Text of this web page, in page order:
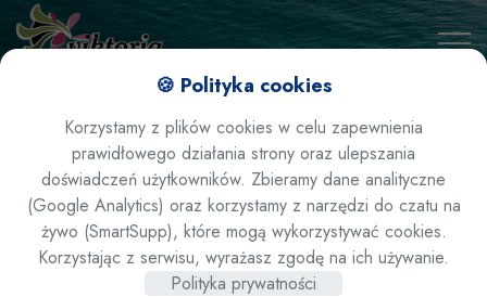
🍪 Polityka cookies
Korzystamy z plików cookies w celu zapewnienia
prawidłowego działania strony oraz ulepszania
doświadczeń użytkowników. Zbieramy dane analityczne
(Google Analytics) oraz korzystamy z narzędzi do czatu na
żywo (SmartSupp), które mogą wykorzystywać cookies.
Korzystając z serwisu, wyrażasz zgodę na ich używanie.
Polityka prywatności
Korfu – słynne miejsca